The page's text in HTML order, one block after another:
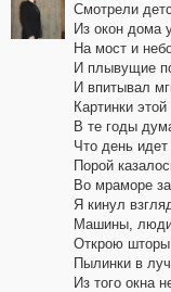
Смотрели
Из окон дома
На мост и
И плывущие
И впитывал
Картинки
В те годы
Что день
Порой
Во мраморе
Я кинул
Машины,
Открою шторы
Пылинки в
Из того окна